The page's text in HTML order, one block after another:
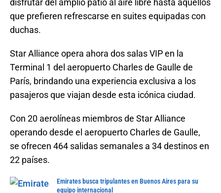
disfrutar del amplio patio al aire libre hasta aquellos
que prefieren refrescarse en suites equipadas con
duchas.
Star Alliance opera ahora dos salas VIP en la
Terminal 1 del aeropuerto Charles de Gaulle de
París, brindando una experiencia exclusiva a los
pasajeros que viajan desde esta icónica ciudad.
Con 20 aerolíneas miembros de Star Alliance
operando desde el aeropuerto Charles de Gaulle,
se ofrecen 464 salidas semanales a 34 destinos en
22 países.
Emirates busca tripulantes en Buenos Aires para su
equipo internacional